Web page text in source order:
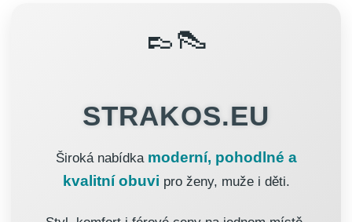
👞👠
STRAKOS.EU
Široká nabídka moderní, pohodlné a
kvalitní obuvi pro ženy, muže i děti.